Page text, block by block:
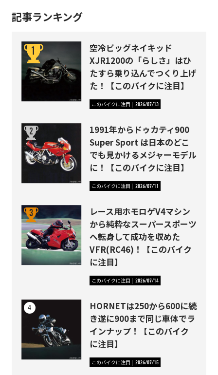
記事ランキング
空冷ビッグネイキッド
XJR1200の「らしさ」はひ
たすら乗り込んでつくり上げ
た！【このバイクに注目】
このバイクに注目 2026/07/13
1991年からドゥカティ900
Super Sport は日本のどこ
でも見かけるメジャーモデル
に！【このバイクに注目】
このバイクに注目 2026/07/11
レース用ホモロゲV4マシン
から純粋なスーパースポーツ
へ転身して成功を収めた
VFR(RC46)！【このバイク
に注目】
このバイクに注目 2026/07/14
HORNETは250から600に続
き遂に900まで同じ車体でラ
インナップ！【このバイク
に注目】
このバイクに注目 2026/07/15